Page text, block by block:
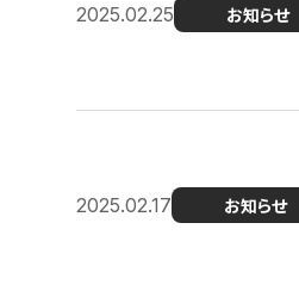
2025.02.25 お知らせ
2025.02.17 お知らせ